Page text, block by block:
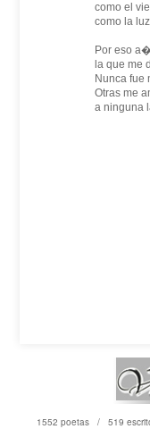
como el
como la
Por eso
la que me
Nunca
Otras me
a ninguna
1552 poetas / 519